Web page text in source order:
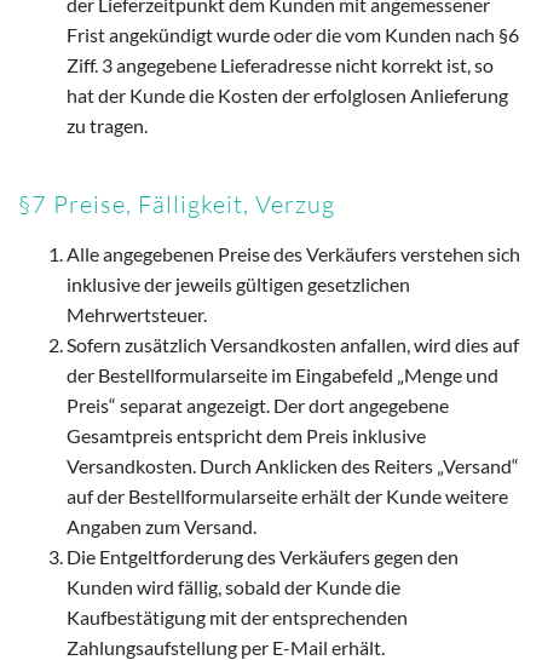
Frist angekündigt wurde oder die vom Kunden nach §6
Ziff. 3 angegebene Lieferadresse nicht korrekt ist, so
hat der Kunde die Kosten der erfolglosen Anlieferung
zu tragen.
§7 Preise, Fälligkeit, Verzug
Alle angegebenen Preise des Verkäufers verstehen sich
inklusive der jeweils gültigen gesetzlichen
Mehrwertsteuer.
Sofern zusätzlich Versandkosten anfallen, wird dies auf
der Bestellformularseite im Eingabefeld „Menge und
Preis“ separat angezeigt. Der dort angegebene
Gesamtpreis entspricht dem Preis inklusive
Versandkosten. Durch Anklicken des Reiters „Versand“
auf der Bestellformularseite erhält der Kunde weitere
Angaben zum Versand.
Die Entgeltforderung des Verkäufers gegen den
Kunden wird fällig, sobald der Kunde die
Kaufbestätigung mit der entsprechenden
Zahlungsaufstellung per E-Mail erhält.